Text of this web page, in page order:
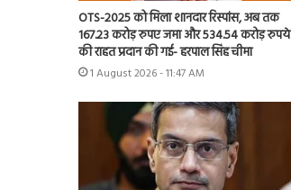
OTS-2025 को मिला शानदार रिस्पांस, अब तक
167.23 करोड़ रुपए जमा और 534.54 करोड़ रुपये
की राहत प्रदान की गई- हरपाल सिंह चीमा
1 August 2026 - 11:47 AM